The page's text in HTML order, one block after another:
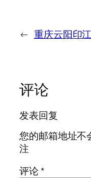
← 重庆云阳印
评论
发表回复
您的邮箱地址不
注
评论*